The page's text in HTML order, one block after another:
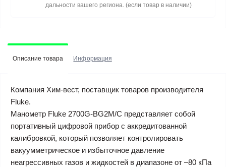
дальности вашего региона. (если товар в наличии)
Описание товара Информация
Компания Хим-вест, поставщик товаров производителя
Fluke.
Манометр Fluke 2700G-BG2M/C представляет собой
портативный цифровой прибор с аккредитованной
калибровкой, который позволяет контролировать
вакуумметрическое и избыточное давление
неагрессивных газов и жидкостей в диапазоне от –80 кПа